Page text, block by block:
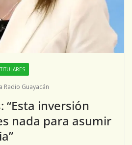
TITULARES
Radio Guayacán
“Esta inversión
nada para asumir